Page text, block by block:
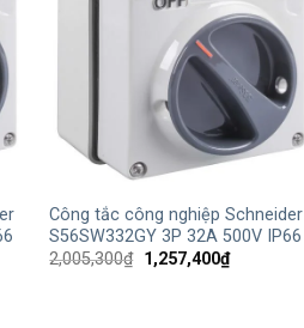
Công tắc công nghiệp Schneider
S56SW332GY 3P 32A 500V IP66
2,005,300₫ Giá
gốc
1,257,400₫Giá
hiện